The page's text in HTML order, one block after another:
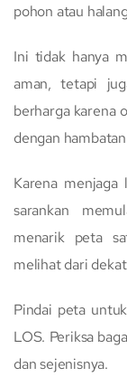
pohon atau
Ini tidak hanya
aman, tetapi
berharga karena
dengan
Karena
sarankan
menarik peta
melihat dari
Pindai peta
LOS. Periksa
dan sejenisnya.